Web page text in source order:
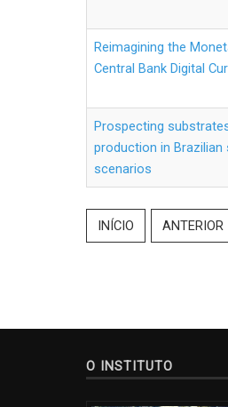
Reimagining the
Central Bank Digital
Prospecting
production in Brazilian
scenarios
INÍCIO ANTERIOR
O INSTITUTO